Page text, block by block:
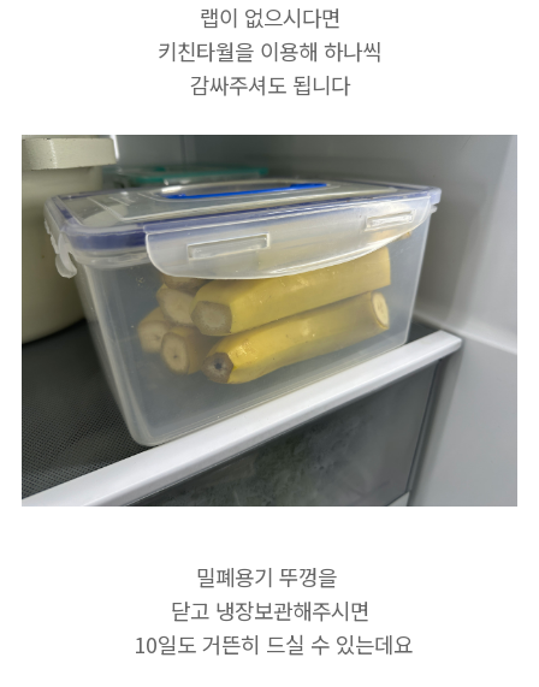
랩이 없으시다면
키친타월을 이용해 하나씩
감싸주셔도 됩니다
밀폐용기 뚜껑을
닫고 냉장보관해주시면
10일도 거뜬히 드실 수 있는데요